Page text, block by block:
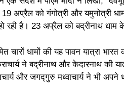
19 अप्रैल को गंगोत्री और
हो रही है। 23 अप्रैल को बद्रीनाथ
चारों धामों की यह पावन यात्रा
ने बद्रीनाथ और केदारनाथ की
और जगद्गुरु मध्वाचार्य ने भी अपने